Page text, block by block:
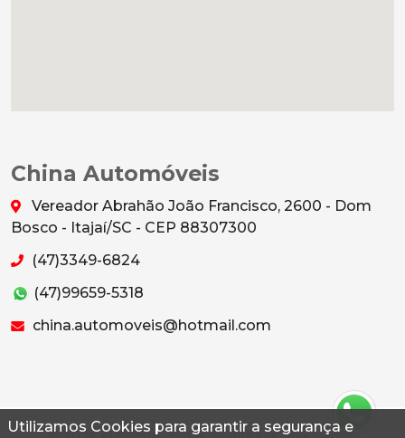
Utilizamos Cookies para garantir a segurança e
China Automóveis
Vereador Abrahão João Francisco, 2600 - Dom
Bosco - Itajaí/SC - CEP 88307300
(47)3349-6824
(47)99659-5318
china.automoveis@hotmail.com